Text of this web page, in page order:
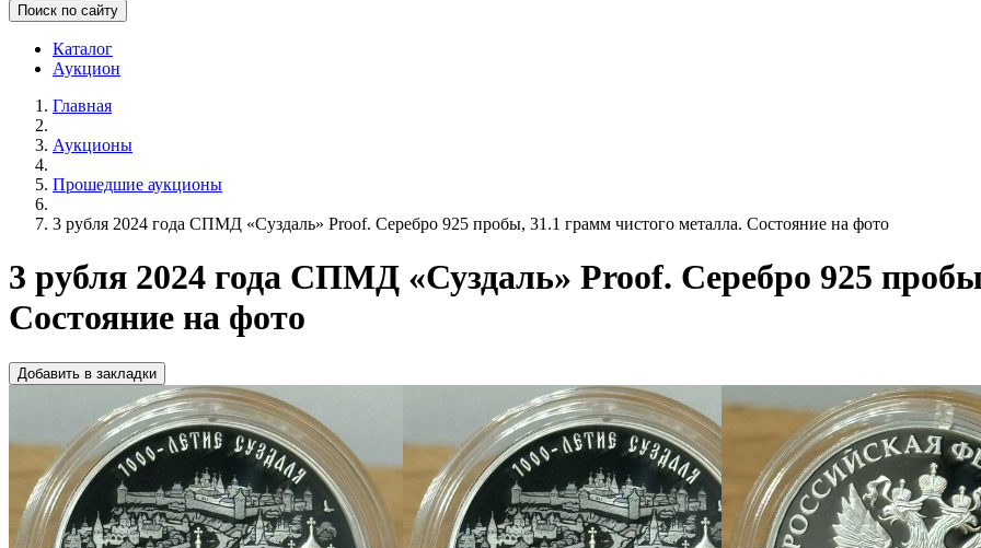
Поиск по сайту
Каталог
Аукцион
Главная
Аукционы
Прошедшие аукционы
3 рубля 2024 года СПМД «Суздаль» Proof. Серебро 925 пробы, 31.1 грамм чистого металла. Состояние на фото
3 рубля 2024 года СПМД «Суздаль» Proof. Серебро 925
Состояние на фото
Добавить в закладки